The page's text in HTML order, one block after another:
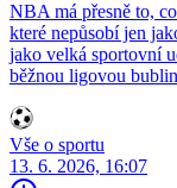
NBA má přesně to,
které nepůsobí jen
jako velká sportovní
běžnou ligovou
Vše o sportu
13. 6. 2026, 16:07